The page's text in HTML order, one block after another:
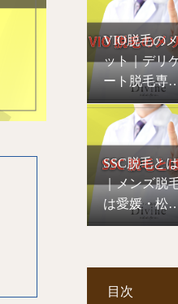
VIO脱毛の
ット｜デリ
ート脱毛専
愛媛松山
SSC脱毛と
｜メンズ脱
は愛媛・松
のDivineへ
目次